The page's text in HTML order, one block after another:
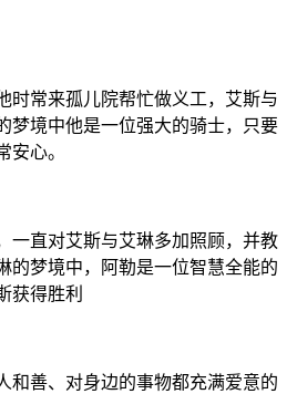
时常来孤儿院帮忙做义工，艾斯与
梦境中他是一位强大的骑士，只要
安心。
一直对艾斯与艾琳多加照顾，并教
的梦境中，阿勒是一位智慧全能的
获得胜利
和善、对身边的事物都充满爱意的